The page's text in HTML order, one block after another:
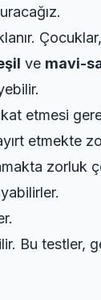
ve mavi-
etmesi
etmekte
zorluk
testler,